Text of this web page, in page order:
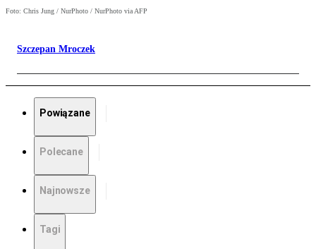
Foto: Chris Jung / NurPhoto / NurPhoto via AFP
Szczepan Mroczek
Powiązane
Polecane
Najnowsze
Tagi